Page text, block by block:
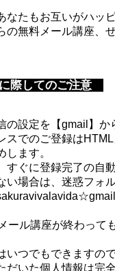
なたもお互いがハッ
の無料メール講座、
際してのご注意
の設定を【gmail】か
スでのご登録は
します。
すぐに登録完了の自
い場合は、迷惑フォ
ール講座が終わって
いつでもできますの
だいた個人情報は完